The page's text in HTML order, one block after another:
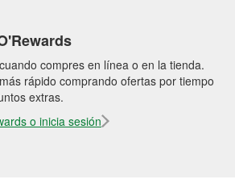
compres en línea o en la tienda.
rápido comprando ofertas por tiempo
extras.
o inicia sesión